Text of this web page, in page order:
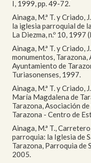
I, 1999, pp. 49-72.
Ainaga, M.ª T. y Criado,
la iglesia parroquial de
La Diezma, n.º 10, 1997
Ainaga, M.ª T. y Criado,
monumentos,
Ayuntamiento de
Turiasonenses, 1997.
Ainaga, M.ª T. y Criado,
María Magdalena de
Tarazona, Asociación
Tarazona - Centro de
Ainaga, M.ª T.,
parroquia: la Iglesia de
Tarazona, Parroquia de
2005.